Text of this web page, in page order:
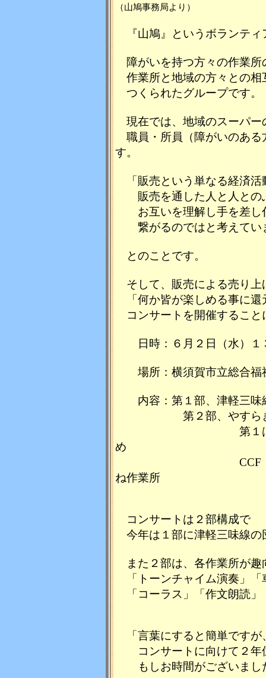
（山鳩事務局より）
『山鳩』というボランティ
障がいを持つ方々の作業所
作業所と地域の方々との相
つくられたグループです。
現在では、地域のスーパー
職員・所員（障がいのある
す。
「販売という単なる経済活
販売を通した人と人との
お互いを理解し手を差し
繋がるのではと考えてい
とのことです。
そして、販売による売り上
「何か皆が楽しめる事に還
コンサートを開催すること
日時： ６月２日（水）
場所：横須賀市立総合福
内容： 第１部、津軽三
第２部、やすらぎ作
第１はまゆう・第
め
CCF・わたぼうし
ね作業所
コンサートは２部構成で
今年は１部に津軽三味線の
また２部は、各作業所が趣
「トーンチャイム演奏」「
「コーラス」「作文朗読」
「言葉にすると簡単ですが
コンサートに向けて２年
もしお時間がございまし